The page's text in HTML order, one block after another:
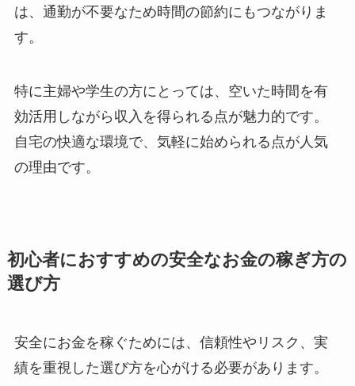
は、通勤が不要なため時間の節約にもつながりま
す。
特に主婦や学生の方にとっては、空いた時間を有
効活用しながら収入を得られる点が魅力的です。
自宅の快適な環境で、気軽に始められる点が人気
の理由です。
初心者におすすめの安全なお金の稼ぎ方の
選び方
安全にお金を稼ぐためには、信頼性やリスク、実
績を重視した選び方を心がける必要があります。